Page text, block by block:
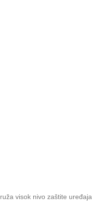
visok nivo zaštite uređaja.